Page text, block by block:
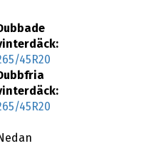
45R20
45R20